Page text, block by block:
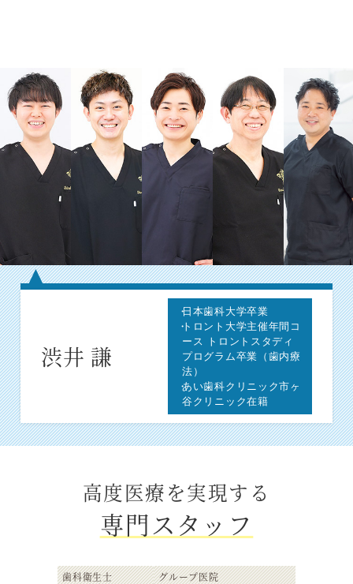
渋井 謙
日本歯科大学卒業
トロント大学主催年間コ
ース トロントスタディ
プログラム卒業（歯内療
法）
あい歯科クリニック市ヶ
谷クリニック在籍
明海大学歯学部 卒業
ウニクス川越歯科 勤務
久喜歯科・矯正歯科 勤
務
明海大学歯学部 卒業
明海大学病院 勤務
優歯科クリニック 勤務
北上尾歯科(副院長) 勤務
久喜歯科 院長
岩手医科大学歯学部 卒
業
明海大学 教授
京都光華女子大学 客員
教授
明海大学 卒業
霞が関歯科勤務
川口歯科 院長
高度医療を実現する
専門スタッフ
歯科衛生士
グループ医院